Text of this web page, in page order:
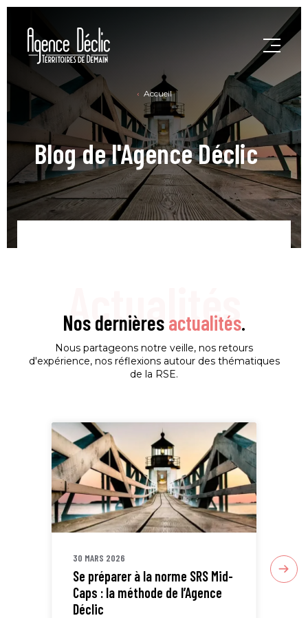
Accueil
Blog de l'Agence Déclic
Actualités
Nos dernièresactualités.
Nous partageons notre veille, nos retours
d'expérience, nos réflexions autour des thématiques
de la RSE.
30 MARS 2026
Se préparer à la norme SRS Mid-
Caps : la méthode de l’Agence
Déclic
30